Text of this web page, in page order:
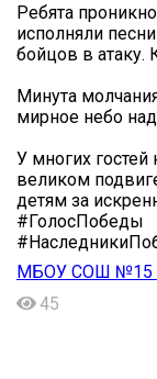
Ребята
исполняли
бойцов в атаку.
Минута
мирное небо
У многих
великом
детям за
#ГолосПобеды
МБОУ СОШ №15
45